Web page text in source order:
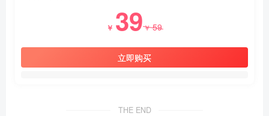
￥ 39￥59
立即购买
THE END